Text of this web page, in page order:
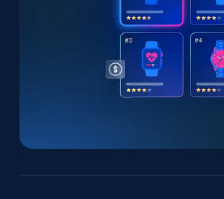
specified keywords
URL, Product id, Title, Seller
Seller reviews, Breadcrumbs,